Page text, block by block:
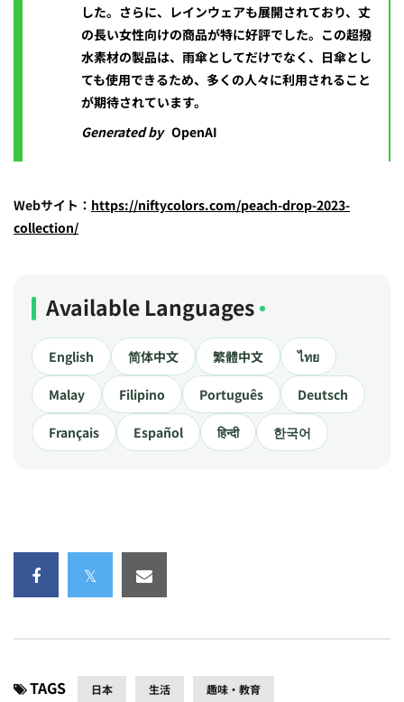
した。さらに、レインウェアも展開されており、丈
の長い女性向けの商品が特に好評でした。この超撥
水素材の製品は、雨傘としてだけでなく、日傘とし
ても使用できるため、多くの人々に利用されること
が期待されています。
Generated by OpenAI
Webサイト： https://niftycolors.com/peach-drop-2023-
collection/
Available Languages
English 简体中文 繁體中文 ไทย
Malay Filipino Português Deutsch
Français Español हिन्दी 한국어
TAGS 日本 生活 趣味・教育